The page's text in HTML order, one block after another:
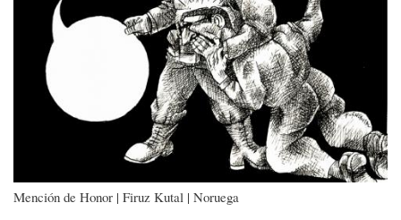
Mención de Honor | Firuz Kutal | Noruega